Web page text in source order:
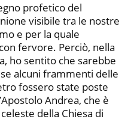
profetico del
visibile tra le nostre
e per la quale
fervore. Perciò, nella
ho sentito che sarebbe
alcuni frammenti delle
fossero state poste
Andrea, che è
della Chiesa di